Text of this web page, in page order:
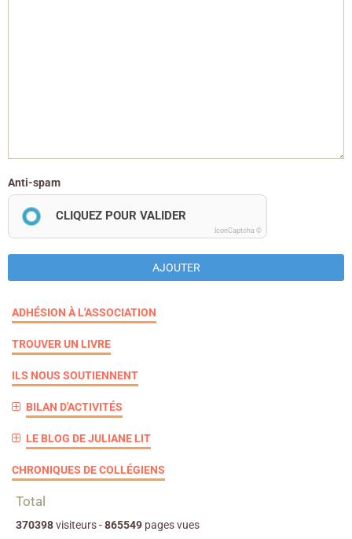
Anti-spam
CLIQUEZ POUR VALIDER
IconCaptcha ©
AJOUTER
ADHÉSION À L'ASSOCIATION
TROUVER UN LIVRE
ILS NOUS SOUTIENNENT
BILAN D'ACTIVITÉS
LE BLOG DE JULIANE LIT
CHRONIQUES DE COLLÉGIENS
Total
370398visiteurs -865549 pages vues